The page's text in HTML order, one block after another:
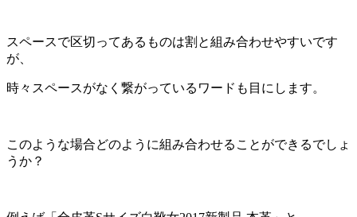
スペースで区切ってあるものは割と組み合わせやすいです
が、
時々スペースがなく繋がっているワードも目にします。
このような場合どのように組み合わせることができるでしょ
うか？